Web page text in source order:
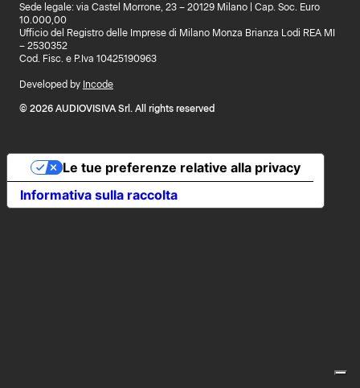
Sede legale: via Castel Morrone, 23 – 20129 Milano | Cap. Soc. Euro
10.000,00
Ufficio del Registro delle Imprese di Milano Monza Brianza Lodi REA MI
– 2530352
Cod. Fisc. e P.Iva 10425190963
Developed by Incode
© 2026 AUDIOVISIVA Srl. All rights reserved
Informativa sulla raccolta
Le tue preferenze relative alla privacy